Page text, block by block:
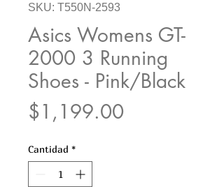
SKU: T550N-2593
Asics Womens GT-
2000 3 Running
Shoes - Pink/Black
$1,199.00
Cantidad *